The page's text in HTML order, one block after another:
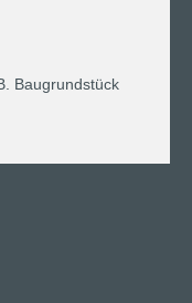
Baugrundstück